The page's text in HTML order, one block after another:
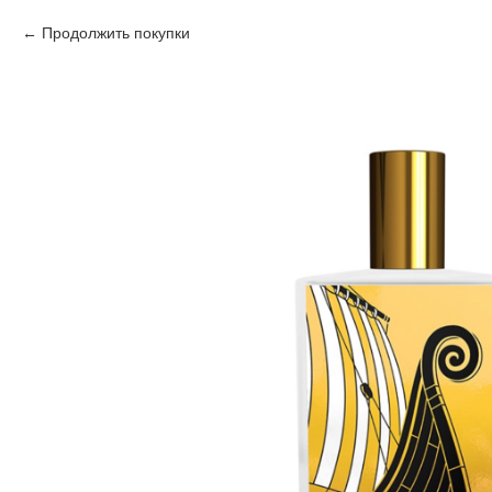
Продолжить покупки